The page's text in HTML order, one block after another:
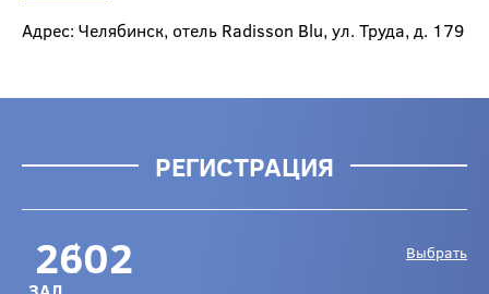
Адрес: Челябинск, отель Radisson Blu, ул. Труда, д. 179
РЕГИСТРАЦИЯ
2602 Выбрать